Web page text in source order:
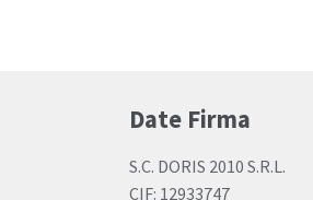
Date Firma
S.C. DORIS 2010 S.R.L.
CIF: 12933747